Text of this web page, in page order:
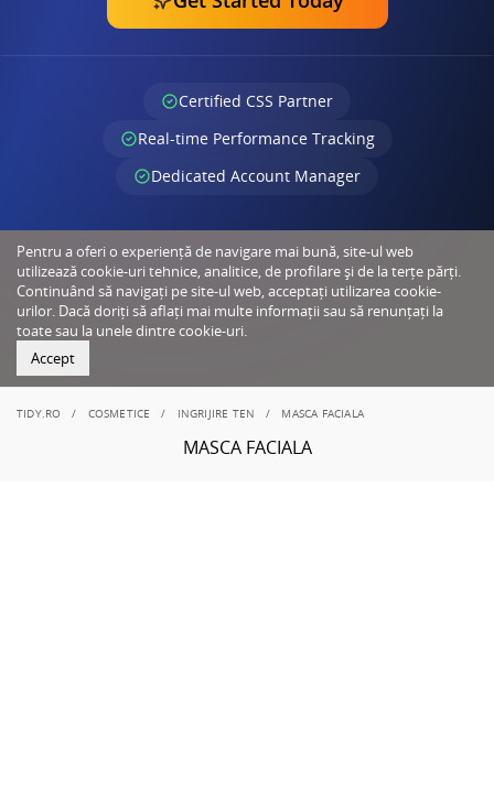
Certified CSS Partner
Real-time Performance Tracking
Dedicated Account Manager
Pentru a oferi o experiență de navigare mai bună, site-ul web
utilizează cookie-uri tehnice, analitice, de profilare și de la terțe părți.
Continuând să navigați pe site-ul web, acceptați utilizarea cookie-
urilor. Dacă doriți să aflați mai multe informații sau să renunțați la
toate sau la unele dintre cookie-uri.
Accept
TIDY.RO COSMETICE INGRIJIRE TEN MASCA FACIALA
MASCA FACIALA